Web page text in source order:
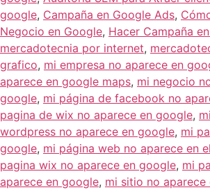
google, Campaña en Google Ads,
Negocio en Google, Hacer Campaña
mercadotecnia por internet,
grafico, mi empresa no aparece en
aparece en google maps, mi negocio
google, mi página de facebook no
pagina de wix no aparece en google,
wordpress no aparece en google, mi
google, mi página web no aparece en
pagina wix no aparece en google, mi
aparece en google, mi sitio no aparece